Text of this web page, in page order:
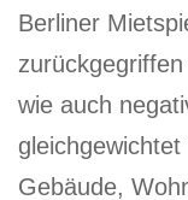
Berliner
wie auch
Gebäude,